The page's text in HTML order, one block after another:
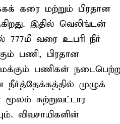
கரை மற்றும் பிரதான
இதில் வெலிங்டன்
777மீ வரை உபரி நீர்
பணி, பிரதான
பணிகள்
முழுக்
சுற்றுவட்டார
விவசாயிகளின்